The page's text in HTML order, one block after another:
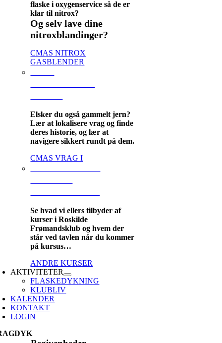
flaske i oxygenservice så de er
klar til nitrox?
Og selv lave dine
nitroxblandinger?
CMAS NITROX
GASBLENDER
Elsker du også gammelt jern?
Lær at lokalisere vrag og finde
deres historie, og lær at
navigere sikkert rundt på dem.
CMAS VRAG I
Se hvad vi ellers tilbyder af
kurser i Roskilde
Frømandsklub og hvem der
står ved tavlen når du kommer
på kursus…
ANDRE KURSER
AKTIVITETER
FLASKEDYKNING
KLUBLIV
KALENDER
KONTAKT
LOGIN